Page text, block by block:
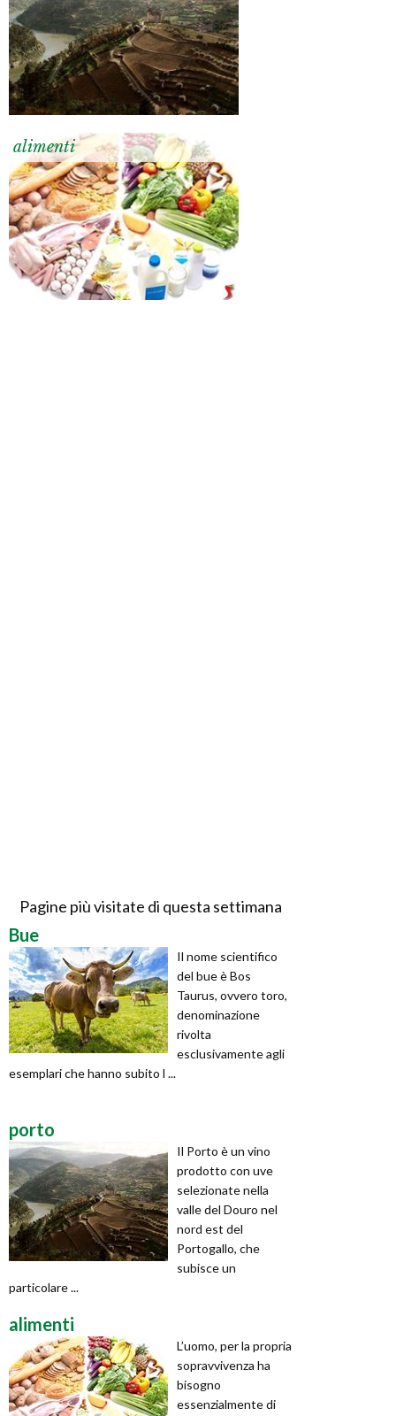
alimenti
Pagine più visitate di questa settimana
Bue
Il nome scientifico
del bue è Bos
Taurus, ovvero toro,
denominazione
rivolta
esclusivamente agli
esemplari che hanno subito l ...
porto
Il Porto è un vino
prodotto con uve
selezionate nella
valle del Douro nel
nord est del
Portogallo, che
subisce un
particolare ...
alimenti
L’uomo, per la propria
sopravvivenza ha
bisogno
essenzialmente di